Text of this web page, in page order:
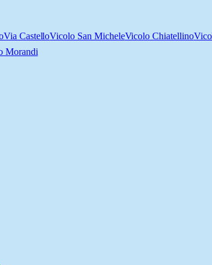
Via CastelloVicolo San MicheleVicolo Chiatellino
Morandi